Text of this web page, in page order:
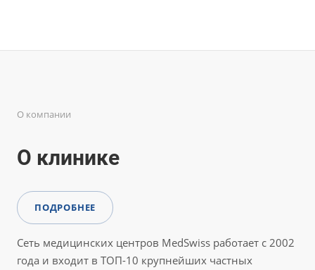
О компании
О клинике
ПОДРОБНЕЕ
Сеть медицинских центров MedSwiss работает с 2002
года и входит в ТОП-10 крупнейших частных